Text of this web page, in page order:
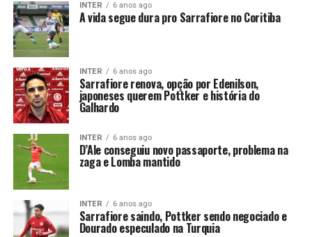
INTER 6 anos ago
A vida segue dura pro Sarrafiore no Coritiba
INTER 6 anos ago
Sarrafiore renova, opção por Edenilson,
japoneses querem Pottker e história do
Galhardo
INTER 6 anos ago
D’Ale conseguiu novo passaporte, problema na
zaga e Lomba mantido
INTER 6 anos ago
Sarrafiore saindo, Pottker sendo negociado e
Dourado especulado na Turquia